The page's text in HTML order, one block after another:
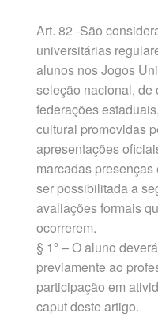
Art. 82 -São
universitárias
alunos nos Jogos
seleção nacional, de
federações
cultural promovidas
apresentações
marcadas
ser possibilitada a
avaliações formais
ocorrerem.
§ 1º – O aluno
previamente ao
participação em
caput deste artigo.